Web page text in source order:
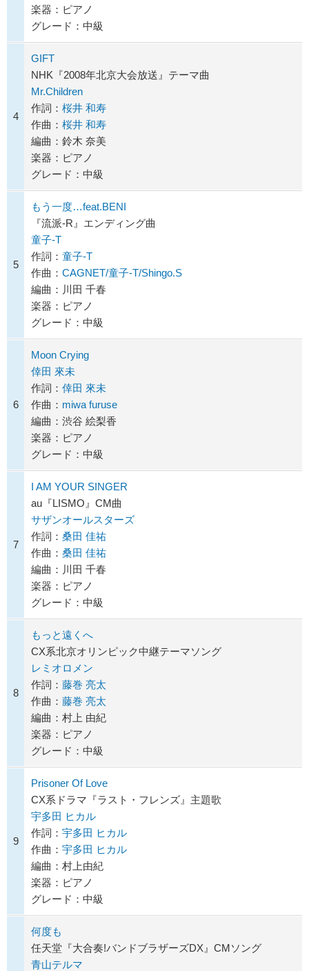
楽器：ピアノ
グレード：中級
4
GIFT
NHK『2008年北京大会放送』テーマ曲
Mr.Children
作詞： 桜井 和寿
作曲： 桜井 和寿
編曲：鈴木 奈美
楽器：ピアノ
グレード：中級
5
もう一度…feat.BENI
『流派-R』エンディング曲
童子-T
作詞： 童子-T
作曲： CAGNET/童子-T/Shingo.S
編曲：川田 千春
楽器：ピアノ
グレード：中級
6
Moon Crying
倖田 來未
作詞： 倖田 來未
作曲： miwa furuse
編曲：渋谷 絵梨香
楽器：ピアノ
グレード：中級
7
I AM YOUR SINGER
au『LISMO』CM曲
サザンオールスターズ
作詞： 桑田 佳祐
作曲： 桑田 佳祐
編曲：川田 千春
楽器：ピアノ
グレード：中級
8
もっと遠くへ
CX系北京オリンピック中継テーマソング
レミオロメン
作詞： 藤巻 亮太
作曲： 藤巻 亮太
編曲：村上 由紀
楽器：ピアノ
グレード：中級
9
Prisoner Of Love
CX系ドラマ『ラスト・フレンズ』主題歌
宇多田 ヒカル
作詞： 宇多田 ヒカル
作曲： 宇多田 ヒカル
編曲：村上由紀
楽器：ピアノ
グレード：中級
何度も
任天堂『大合奏!バンドブラザーズDX』CMソング
青山テルマ